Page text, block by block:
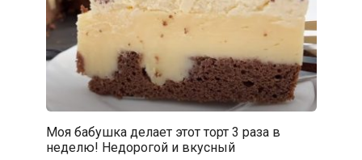
Моя бабушка делает этот торт 3 раза в
неделю! Недорогой и вкусный